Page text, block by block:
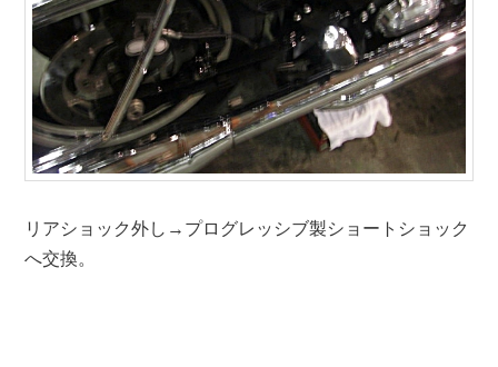
リアショック外し→プログレッシブ製ショートショック
へ交換。